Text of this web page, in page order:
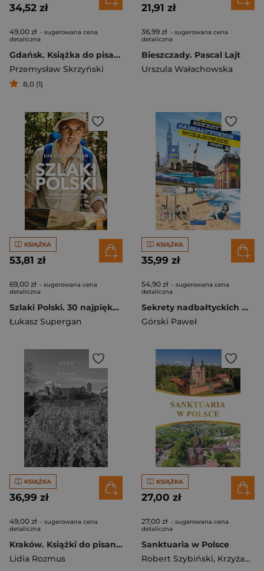
34,52 zł
49,00 zł - sugerowana cena
detaliczna
Gdańsk. Książka do pisania
Przemysław Skrzyński
8,0 (1)
21,91 zł
36,99 zł - sugerowana cena
detaliczna
Bieszczady. Pascal Lajt
Urszula Wałachowska
KSIĄŻKA
53,81 zł
69,00 zł - sugerowana cena
detaliczna
Szlaki Polski. 30 najpiękniejszych tras długodystansowych
Łukasz Supergan
KSIĄŻKA
35,99 zł
54,90 zł - sugerowana cena
detaliczna
Sekrety nadbałtyckich wczasowisk. Część 2. Sekrety
Górski Paweł
KSIĄŻKA
36,99 zł
49,00 zł - sugerowana cena
detaliczna
Kraków. Książki do pisania wer. japońska
Lidia Rozmus
KSIĄŻKA
27,00 zł
27,00 zł - sugerowana cena
detaliczna
Sanktuaria w Polsce
Robert Szybiński, Krzyżanowski Teofil